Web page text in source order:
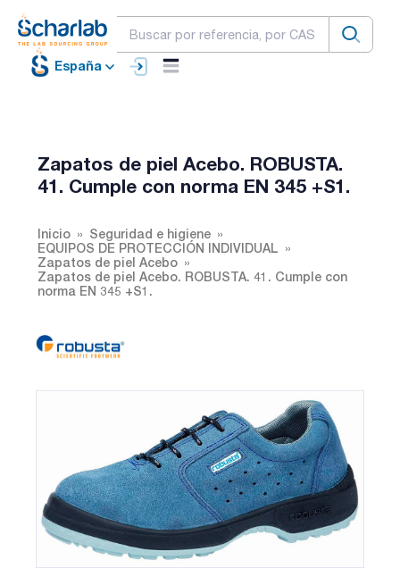
España
Zapatos de piel Acebo. ROBUSTA.
41. Cumple con norma EN 345 +S1.
Inicio
Seguridad e higiene
EQUIPOS DE PROTECCIÓN INDIVIDUAL
Zapatos de piel Acebo
Zapatos de piel Acebo. ROBUSTA. 41. Cumple con
norma EN 345 +S1.